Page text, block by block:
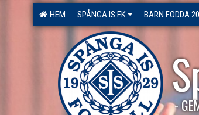
HEM SPÅNGA IS FK BARN FÖDDA
-